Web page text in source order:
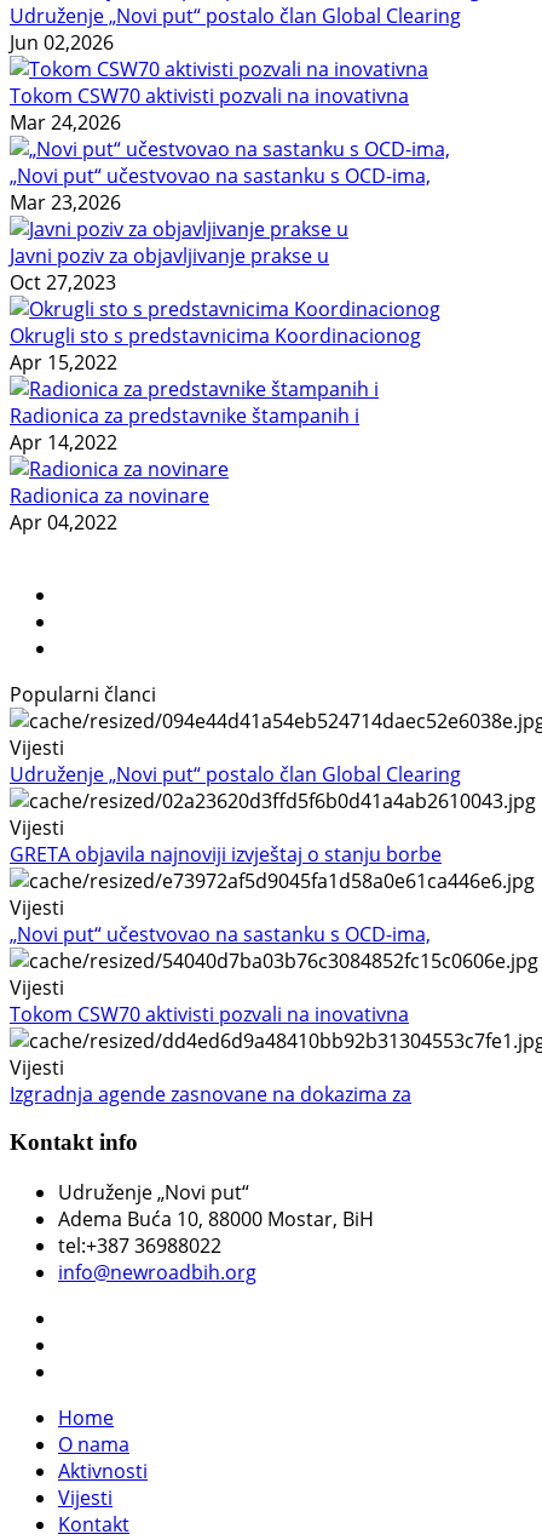
Udruženje „Novi put“ postalo član Global Clearing
Jun 02,2026
Tokom CSW70 aktivisti pozvali na inovativna
Mar 24,2026
„Novi put“ učestvovao na sastanku s OCD-ima,
Mar 23,2026
Javni poziv za objavljivanje prakse u
Oct 27,2023
Okrugli sto s predstavnicima Koordinacionog
Apr 15,2022
Radionica za predstavnike štampanih i
Apr 14,2022
Radionica za novinare
Apr 04,2022
Popularni članci
Vijesti
Udruženje „Novi put“ postalo član Global Clearing
Vijesti
GRETA objavila najnoviji izvještaj o stanju borbe
Vijesti
„Novi put“ učestvovao na sastanku s OCD-ima,
Vijesti
Tokom CSW70 aktivisti pozvali na inovativna
Vijesti
Izgradnja agende zasnovane na dokazima za
Kontakt info
Udruženje „Novi put“
Adema Buća 10, 88000 Mostar, BiH
tel:+387 36988022
info@newroadbih.org
Home
O nama
Aktivnosti
Vijesti
Kontakt